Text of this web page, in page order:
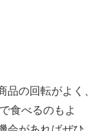
の回転がよく、
食べるのもよ